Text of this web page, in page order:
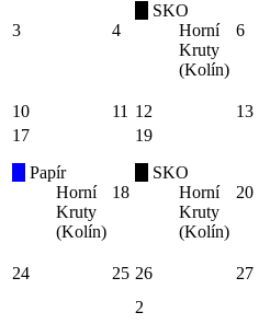
3 4
SKO
Horní
Kruty
(Kolín)
6
10 11 12 13
17
Papír
Horní
Kruty
(Kolín)
18
19
SKO
Horní
Kruty
(Kolín)
20
24 25 26 27
2